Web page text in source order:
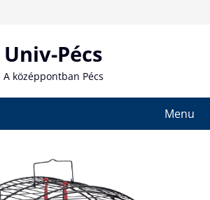
Univ-Pécs
A középpontban Pécs
Menu